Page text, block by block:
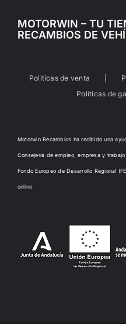
MOTORWIN – TU
RECAMBIOS DE
Políticas de venta
Políticas de
Motorwin Recambios ha recibido una
Consejería de empleo, empresa y
Fondo Europeo de Desarrollo Regional
online